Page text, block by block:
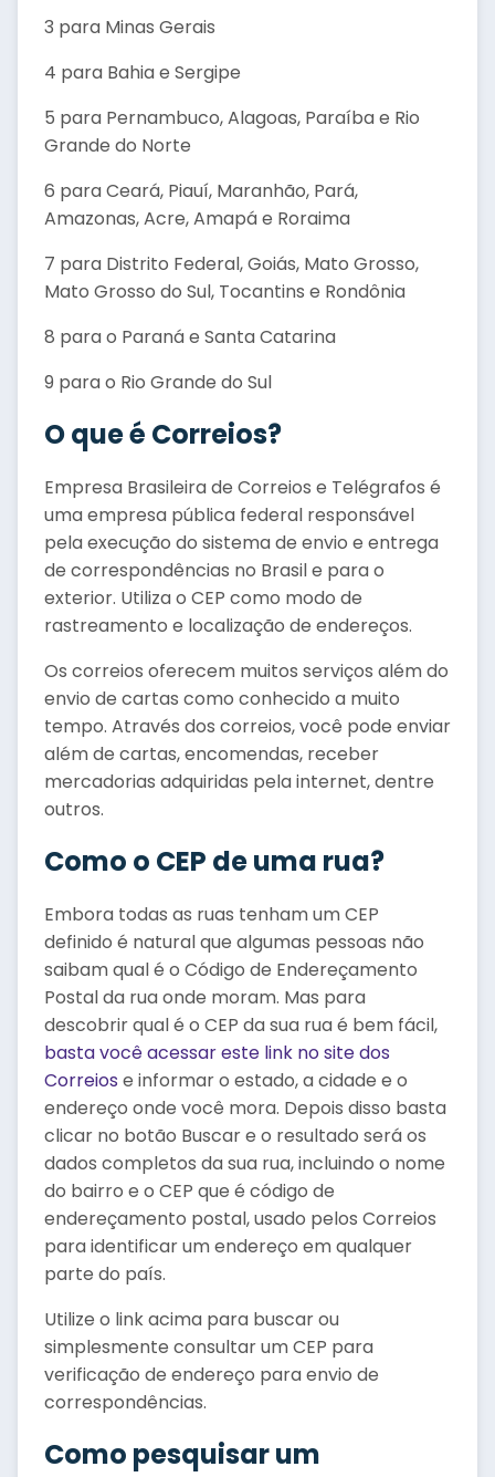
3 para Minas Gerais
4 para Bahia e Sergipe
5 para Pernambuco, Alagoas, Paraíba e Rio
Grande do Norte
6 para Ceará, Piauí, Maranhão, Pará,
Amazonas, Acre, Amapá e Roraima
7 para Distrito Federal, Goiás, Mato Grosso,
Mato Grosso do Sul, Tocantins e Rondônia
8 para o Paraná e Santa Catarina
9 para o Rio Grande do Sul
O que é Correios?
Empresa Brasileira de Correios e Telégrafos é
uma empresa pública federal responsável
pela execução do sistema de envio e entrega
de correspondências no Brasil e para o
exterior. Utiliza o CEP como modo de
rastreamento e localização de endereços.
Os correios oferecem muitos serviços além do
envio de cartas como conhecido a muito
tempo. Através dos correios, você pode enviar
além de cartas, encomendas, receber
mercadorias adquiridas pela internet, dentre
outros.
Como o CEP de uma rua?
Embora todas as ruas tenham um CEP
definido é natural que algumas pessoas não
saibam qual é o Código de Endereçamento
Postal da rua onde moram. Mas para
descobrir qual é o CEP da sua rua é bem fácil,
basta você acessar este link no site dos
Correios e informar o estado, a cidade e o
endereço onde você mora. Depois disso basta
clicar no botão Buscar e o resultado será os
dados completos da sua rua, incluindo o nome
do bairro e o CEP que é código de
endereçamento postal, usado pelos Correios
para identificar um endereço em qualquer
parte do país.
Utilize o link acima para buscar ou
simplesmente consultar um CEP para
verificação de endereço para envio de
correspondências.
Como pesquisar um